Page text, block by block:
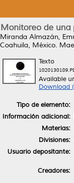
Monitoreo de una
Miranda Almazán,
Coahuila, México.
Texto
Available
Download
Tipo de elemento:
Información adicional:
Materias:
Divisiones:
Usuario depositante:
Creadores: